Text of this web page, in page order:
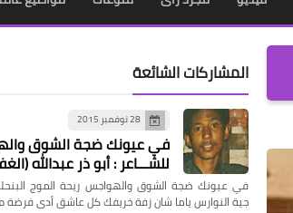
المشاركات الشائعة
28 نوفمبر 2015
في عيونك ضجة الشوق
للشـــاعر : أبو ذر عبدالله
في عيونك ضجة الشوق والهواجس ريحة الموج
جية النوارس ياما شان زفة خريفك كل عاشق أدى فرضة